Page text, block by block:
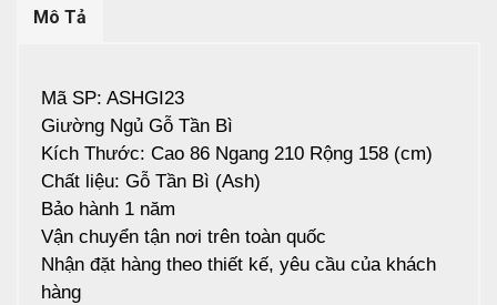
Mô Tả
Mã SP: ASHGI23
Giường Ngủ Gỗ Tần Bì
Kích Thước: Cao 86 Ngang 210 Rộng 158 (cm)
Chất liệu: Gỗ Tần Bì (Ash)
Bảo hành 1 năm
Vận chuyển tận nơi trên toàn quốc
Nhận đặt hàng theo thiết kế, yêu cầu của khách
hàng